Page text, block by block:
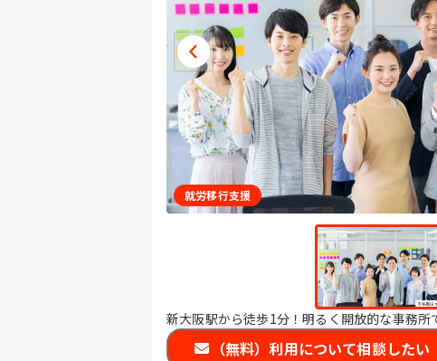
就労移行支援
新大阪駅から徒歩1分！明るく開放的な事務所
（無料）利用について相談したい